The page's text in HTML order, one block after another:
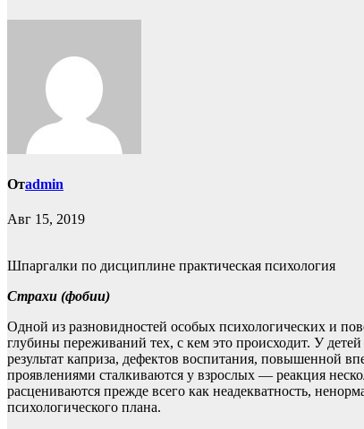
Отadmin
Авг 15, 2019
Шпаргалки по дисциплине практическая психология
Страхи (фобии)
Одной из разновидностей особых психологических и
глубины переживаний тех, с кем это происходит. У
результат каприза, дефектов воспитания, повышенной
проявлениями сталкиваются у взрослых — реакция
расцениваются прежде всего как неадекватность,
психологического плана.